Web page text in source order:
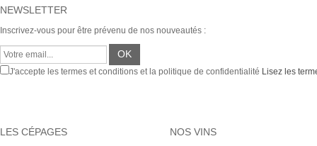
NEWSLETTER
Inscrivez-vous pour être prévenu de nos nouveautés :
J'accepte les termes et conditions et la politique de confidentialité Lisez les
LES CÉPAGES NOS VINS